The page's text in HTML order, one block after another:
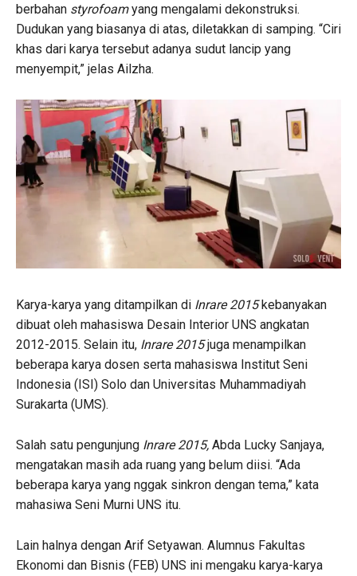
berbahan styrofoamyang mengalami dekonstruksi.
Dudukan yang biasanya di atas, diletakkan di samping. “Ciri
khas dari karya tersebut adanya sudut lancip yang
menyempit,” jelas Ailzha.
Karya-karya yang ditampilkan di Inrare 2015kebanyakan
dibuat oleh mahasiswa Desain Interior UNS angkatan
2012-2015. Selain itu, Inrare 2015juga menampilkan
beberapa karya dosen serta mahasiswa Institut Seni
Indonesia (ISI) Solo dan Universitas Muhammadiyah
Surakarta (UMS).
Salah satu pengunjung Inrare 2015, Abda Lucky Sanjaya,
mengatakan masih ada ruang yang belum diisi. “Ada
beberapa karya yang nggak sinkron dengan tema,” kata
mahasiwa Seni Murni UNS itu.
Lain halnya dengan Arif Setyawan. Alumnus Fakultas
Ekonomi dan Bisnis (FEB) UNS ini mengaku karya-karya